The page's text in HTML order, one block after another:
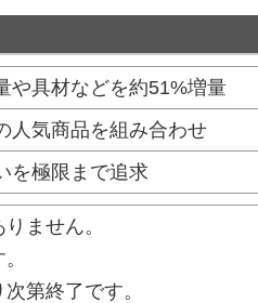
や具材などを約51%増量
人気商品を組み合わせ
を極限まで追求
ません。
第終了です。